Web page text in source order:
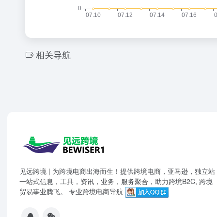
相关导航
见远跨境 | 为跨境电商出海而生！提供跨境电商，亚马逊，独立站
一站式信息，工具，资讯，业务，服务聚合，助力跨境B2C, 跨境
贸易事业腾飞。 专业跨境电商导航